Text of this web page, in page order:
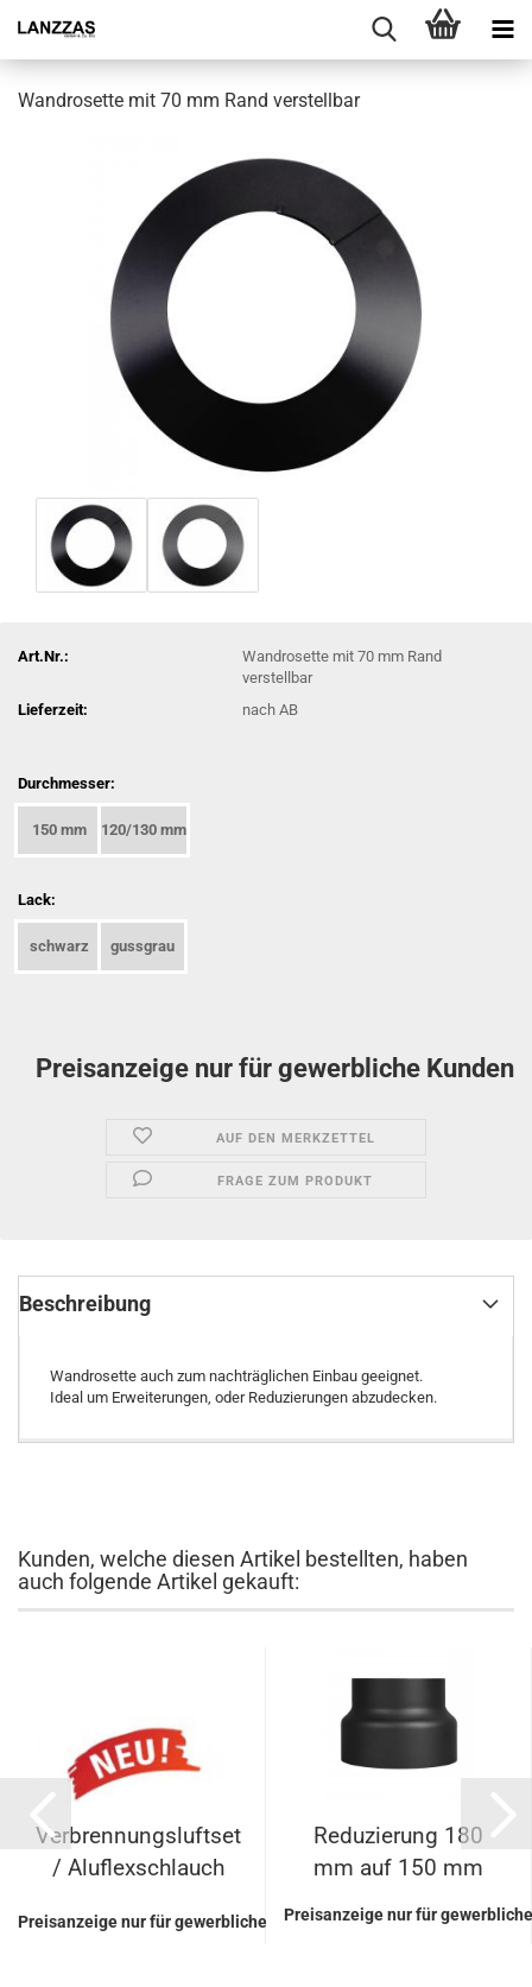
Wandrosette mit 70 mm Rand verstellbar
Art.Nr.:
Wandrosette mit 70 mm Rand
verstellbar
Lieferzeit:
nach AB
Durchmesser:
150 mm 120/130 mm
Lack:
schwarz gussgrau
Preisanzeige nur für gewerbliche Kunden
AUF DEN MERKZETTEL
FRAGE ZUM PRODUKT
Beschreibung
Wandrosette auch zum nachträglichen Einbau geeignet.
Ideal um Erweiterungen, oder Reduzierungen abzudecken.
Kunden, welche diesen Artikel bestellten, haben
auch folgende Artikel gekauft:
Verbrennungsluftset
/ Aluflexschlauch
Preisanzeige nur für gewerbliche Kunden
Reduzierung 180
mm auf 150 mm
Preisanzeige nur für